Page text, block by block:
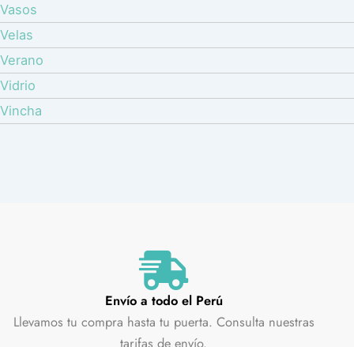
Vasos
Velas
Verano
Vidrio
Vincha
Envío a todo el Perú
Llevamos tu compra hasta tu puerta. Consulta nuestras
tarifas de envío.